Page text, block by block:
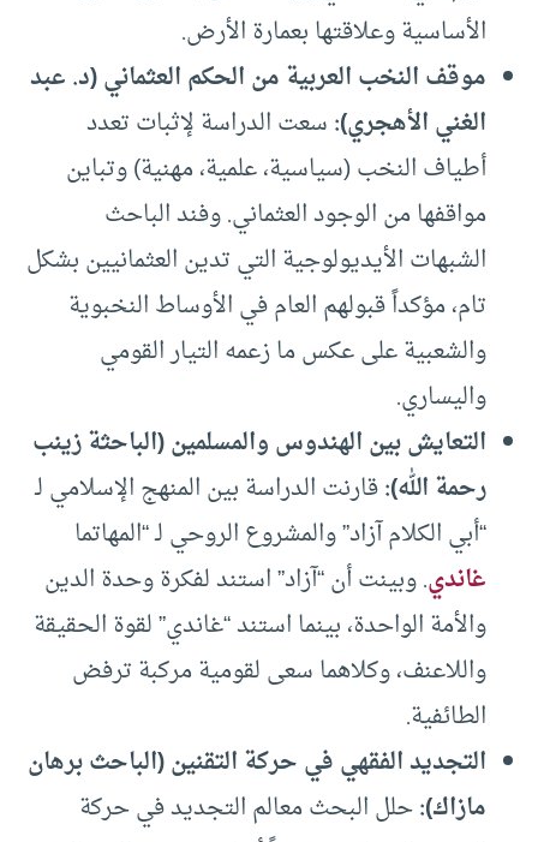
الأساسية وعلاقتها بعمارة الأرض.
موقف النخب العربية من الحكم العثماني (د. عبد
الغني الأهجري):سعت الدراسة لإثبات تعدد
أطياف النخب (سياسية، علمية، مهنية) وتباين
مواقفها من الوجود العثماني. وفند الباحث
الشبهات الأيديولوجية التي تدين العثمانيين بشكل
تام، مؤكداً قبولهم العام في الأوساط النخبوية
والشعبية على عكس ما زعمه التيار القومي
واليساري.
التعايش بين الهندوس والمسلمين (الباحثة زينب
رحمة الله):قارنت الدراسة بين المنهج الإسلامي لـ
“أبي الكلام آزاد” والمشروع الروحي لـ “المهاتما
غاندي. وبينت أن “آزاد” استند لفكرة وحدة الدين
والأمة الواحدة، بينما استند “غاندي” لقوة الحقيقة
واللاعنف، وكلاهما سعى لقومية مركبة ترفض
الطائفية.
التجديد الفقهي في حركة التقنين (الباحث برهان
مازاك):حلل البحث معالم التجديد في حركة